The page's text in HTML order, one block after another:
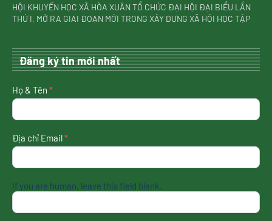
HỘI KHUYẾN HỌC XÃ HÒA XUÂN TỔ CHỨC ĐẠI HỘI ĐẠI BIỂU LẦN
THỨ I, MỞ RA GIAI ĐOẠN MỚI TRONG XÂY DỰNG XÃ HỘI HỌC TẬP
Đăng ký tin mới nhất
nhận
tin
nhất
Họ & Tên *
Địa chỉ Email*
If you are human, leave this field blank.